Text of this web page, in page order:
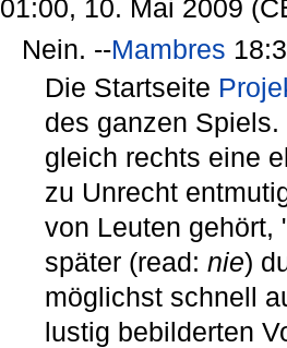
01:00, 10. Mai 2009
Nein. --Mambres
Die Startseite
des ganzen
gleich rechts eine
zu Unrecht
von Leuten gehört,
später (read: nie)
möglichst schnell
lustig bebilderten